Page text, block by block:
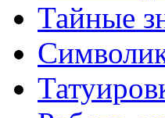
Тайные